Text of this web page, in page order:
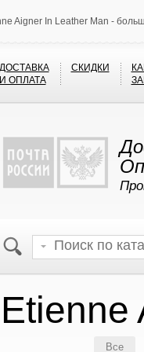
Aigner In Leather Man -
ОПЛАТА
СКИДКИ
Etienne
Все